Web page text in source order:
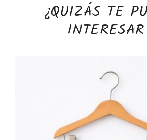
¿QUIZÁS TE